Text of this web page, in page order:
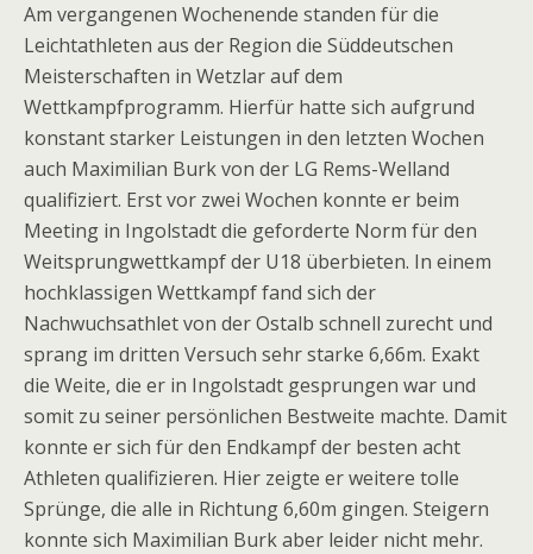
Am vergangenen Wochenende standen für die
Leichtathleten aus der Region die Süddeutschen
Meisterschaften in Wetzlar auf dem
Wettkampfprogramm. Hierfür hatte sich aufgrund
konstant starker Leistungen in den letzten Wochen
auch Maximilian Burk von der LG Rems-Welland
qualifiziert. Erst vor zwei Wochen konnte er beim
Meeting in Ingolstadt die geforderte Norm für den
Weitsprungwettkampf der U18 überbieten. In einem
hochklassigen Wettkampf fand sich der
Nachwuchsathlet von der Ostalb schnell zurecht und
sprang im dritten Versuch sehr starke 6,66m. Exakt
die Weite, die er in Ingolstadt gesprungen war und
somit zu seiner persönlichen Bestweite machte. Damit
konnte er sich für den Endkampf der besten acht
Athleten qualifizieren. Hier zeigte er weitere tolle
Sprünge, die alle in Richtung 6,60m gingen. Steigern
konnte sich Maximilian Burk aber leider nicht mehr.